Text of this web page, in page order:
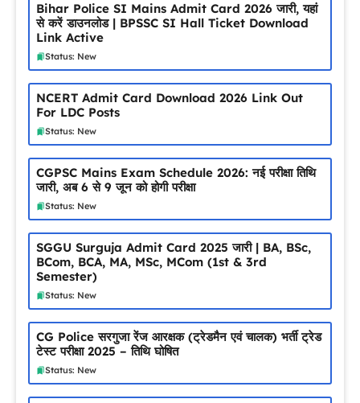
Bihar Police SI Mains Admit Card 2026 जारी, यहां
से करें डाउनलोड | BPSSC SI Hall Ticket Download
Link Active
Status: New
NCERT Admit Card Download 2026 Link Out
For LDC Posts
Status: New
CGPSC Mains Exam Schedule 2026: नई परीक्षा तिथि
जारी, अब 6 से 9 जून को होगी परीक्षा
Status: New
SGGU Surguja Admit Card 2025 जारी | BA, BSc,
BCom, BCA, MA, MSc, MCom (1st & 3rd
Semester)
Status: New
CG Police सरगुजा रेंज आरक्षक (ट्रेडमैन एवं चालक) भर्ती ट्रेड
टेस्ट परीक्षा 2025 – तिथि घोषित
Status: New